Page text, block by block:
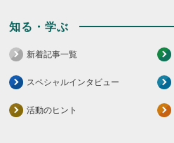
知る・学ぶ
新着記事一覧
スペシャルインタビュー
活動のヒント